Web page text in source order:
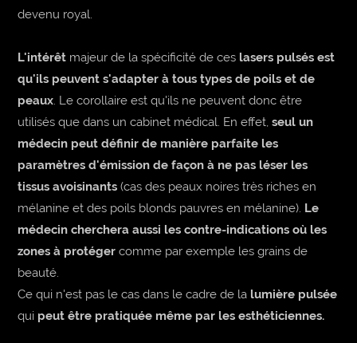
devenu royal.
L'intérêt majeur de la spécificité de ces lasers pulsés est
qu'ils peuvent s'adapter à tous types de poils et de
peaux . Le corollaire est qu'ils ne peuvent donc être
utilisés que dans un cabinet médical. En effet,seul un
médecin peut définir de manière parfaite les
paramètres d'émission de façon à ne pas léser les
tissus avoisinants (cas des peaux noires très riches en
mélanine et des poils blonds pauvres en mélanine). Le
médecin cherchera aussi les contre-indications où les
zones à protéger comme par exemple les grains de
beauté.
Ce qui n'est pas le cas dans le cadre de la lumière pulsée
qui peut être pratiquée même par les esthéticiennes.